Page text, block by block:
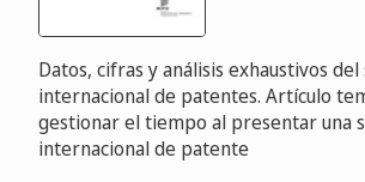
Datos, cifras y análisis exhaustivos
internacional de patentes. Artículo
gestionar el tiempo al presentar una
internacional de patente